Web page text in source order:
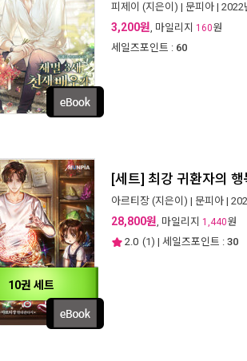
피제이 (지은이) | 문피아 | 2022
3,200원, 마일리지 160원
세일즈포인트 : 60
10권 세트
[세트] 최강 귀환자의
아르티장 (지은이) | 문피아 |
28,800원, 마일리지 1,440원
2.0 (1) | 세일즈포인트 : 30